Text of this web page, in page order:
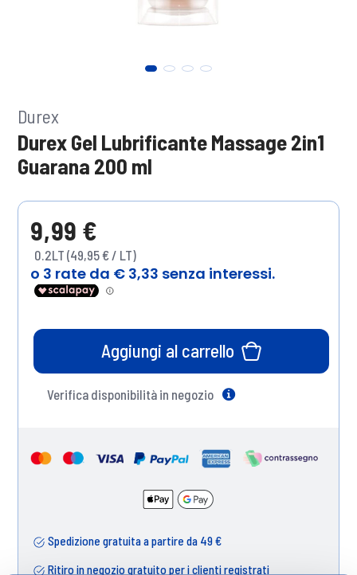
Durex
Durex Gel Lubrificante Massage 2in1
Guarana 200 ml
9,99 €
0.2LT (49,95 € / LT)
Aggiungi al carrello
Verifica disponibilità in negozio
Spedizione gratuita a partire da 49 €
Ritiro in negozio gratuito per i clienti registrati